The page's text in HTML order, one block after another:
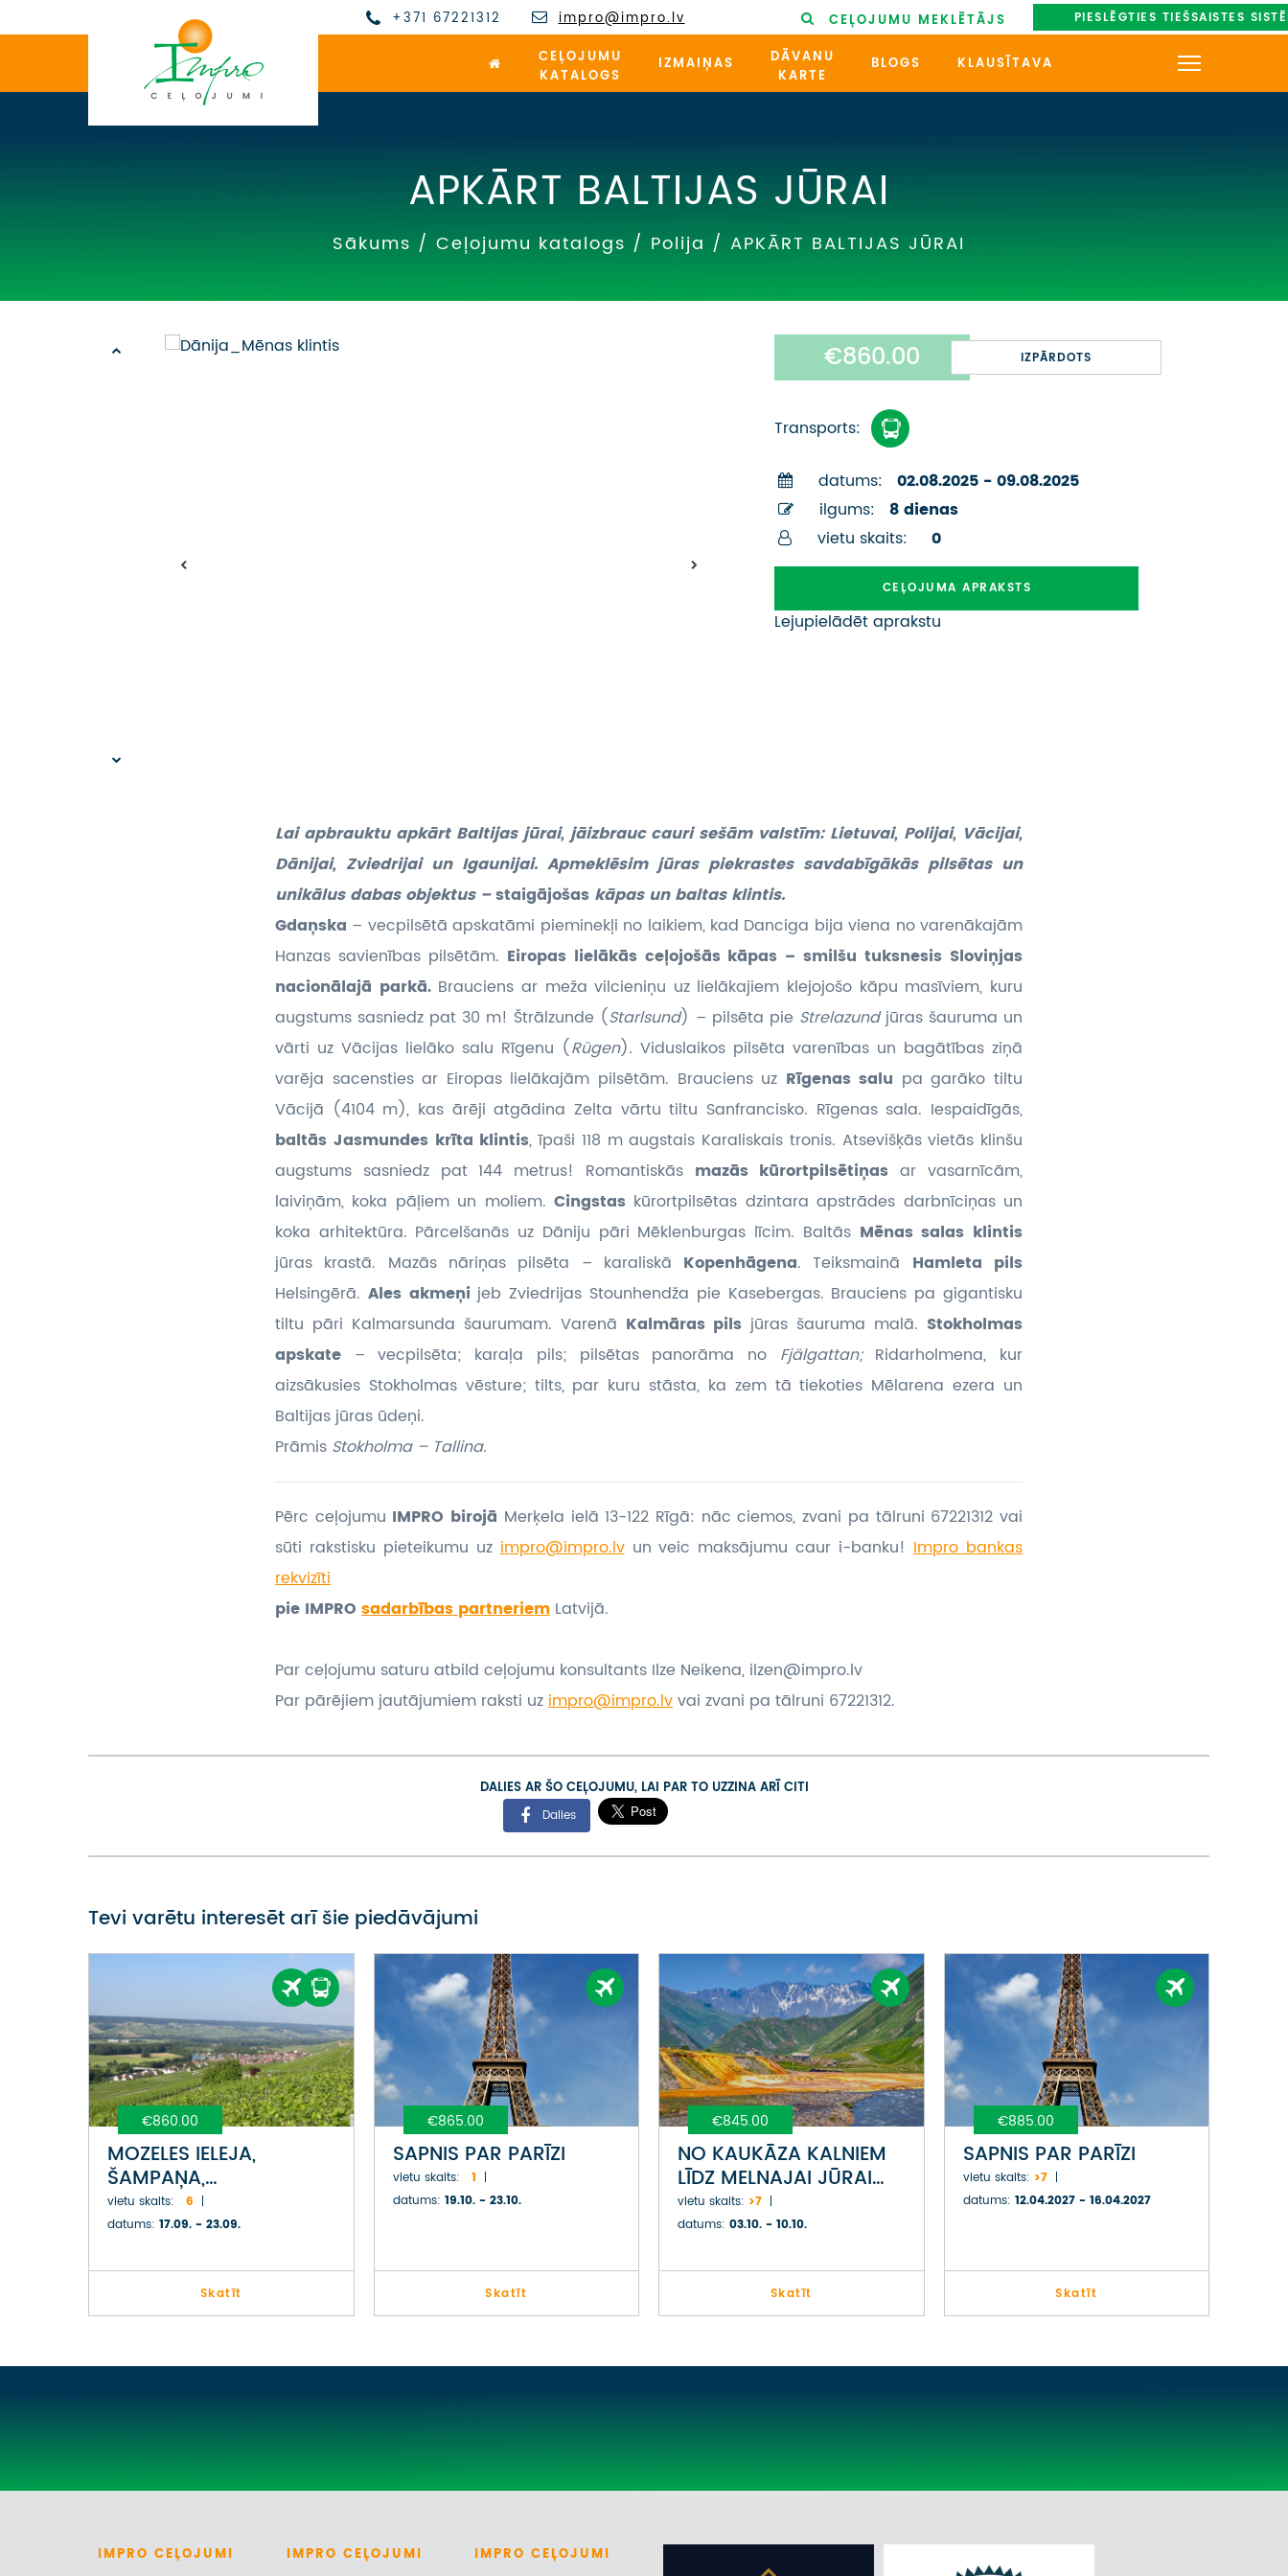
+371 67221312 impro@impro.lv CEĻOJUMU MEKLĒTĀJS PIESLĒGTIES TIEŠSAISTES
CEĻOJUMU
KATALOGS
IZMAIŅAS
DĀVANU
KARTE
BLOGS KLAUSĪTAVA
PIRMSLĪGUMA INFORMĀCIJA,
KLIENTA LĪGUMS,
VĪZU ANKETAS
APKĀRT BALTIJAS JŪRAI
Sākums / Ceļojumu katalogs / Polija / APKĀRT BALTIJAS JŪRAI
€860.00 IZPĀRDOTS
Transports:
datums:
02.08.2025 - 09.08.2025
ilgums:
8 dienas
vietu skaits:
0
CEĻOJUMA APRAKSTS
Lejupielādēt aprakstu
Lai apbrauktu apkārt Baltijas jūrai, jāizbrauc cauri sešām valstīm: Lietuvai, Polijai, Vācijai,
Dānijai, Zviedrijai un Igaunijai. Apmeklēsim jūras piekrastes savdabīgākās pilsētas un
unikālus dabas objektus –staigājošas kāpas un baltas klintis.
Gdaņska – vecpilsētā apskatāmi pieminekļi no laikiem, kad Danciga bija viena no varenākajām
Hanzas savienības pilsētām. Eiropas lielākās ceļojošās kāpas – smilšu tuksnesis Sloviņjas
nacionālajā parkā. Brauciens ar meža vilcieniņu uz lielākajiem klejojošo kāpu masīviem, kuru
augstums sasniedz pat 30 m! Štrālzunde (Starlsund) – pilsēta pie Strelazundjūras šauruma un
vārti uz Vācijas lielāko salu Rīgenu (Rügen). Viduslaikos pilsēta varenības un bagātības ziņā
varēja sacensties ar Eiropas lielākajām pilsētām. Brauciens uz Rīgenas salu pa garāko tiltu
Vācijā (4104 m), kas ārēji atgādina Zelta vārtu tiltu Sanfrancisko. Rīgenas sala. Iespaidīgās,
baltās Jasmundes krīta klintis, īpaši 118 m augstais Karaliskais tronis. Atsevišķās vietās klinšu
augstums sasniedz pat 144 metrus! Romantiskās mazās kūrortpilsētiņasar vasarnīcām,
laiviņām, koka pāļiem un moliem. Cingstas kūrortpilsētas dzintara apstrādes darbnīciņas un
koka arhitektūra. Pārcelšanās uz Dāniju pāri Mēklenburgas līcim. Baltās Mēnas salas klintis
jūras krastā. Mazās nāriņas pilsēta – karaliskā Kopenhāgena. Teiksmainā Hamleta pils
Helsingērā. Ales akmeņi jeb Zviedrijas Stounhendža pie Kasebergas. Brauciens pa gigantisku
tiltu pāri Kalmarsunda šaurumam. Varenā Kalmāras pils jūras šauruma malā. Stokholmas
apskate – vecpilsēta; karaļa pils; pilsētas panorāma no Fjälgattan; Ridarholmena, kur
aizsākusies Stokholmas vēsture; tilts, par kuru stāsta, ka zem tā tiekoties Mēlarena ezera un
Baltijas jūras ūdeņi.
Prāmis Stokholma – Tallina.
Pērc ceļojumu IMPRO birojā Merķela ielā 13-122 Rīgā: nāc ciemos, zvani pa tālruni 67221312 vai
sūti rakstisku pieteikumu uzimpro@impro.lvun veic maksājumu caur i-banku!Impro bankas
rekvizīti
pie IMPRO sadarbības partneriem Latvijā.
Par ceļojumu saturu atbild ceļojumu konsultants Ilze Neikena, ilzen@impro.lv
Par pārējiem jautājumiem raksti uzimpro@impro.lvvai zvani pa tālruni 67221312.
DALIES AR ŠO CEĻOJUMU, LAI PAR TO UZZINA ARĪ CITI
Dalies
Tevi varētu interesēt arī šie piedāvājumi
€860.00
MOZELES IELEJA,
ŠAMPAŅA,
LUKSEMBURGA UN
ZIEMEĻU VENĒCIJA -
vietu skaits:
6
datums: 17.09. - 23.09.
Skatīt
€865.00
SAPNIS PAR PARĪZI
vietu skaits:
1
datums: 19.10. - 23.10.
Skatīt
€845.00
NO KAUKĀZA KALNIEM
LĪDZ MELNAJAI JŪRAI
GRUZIJĀ
vietu skaits: >7
datums: 03.10. - 10.10.
Skatīt
€885.00
SAPNIS PAR PARĪZI
vietu skaits: >7
datums: 12.04.2027 - 16.04.2027
Skatīt
IMPRO CEĻOJUMI IMPRO CEĻOJUMI IMPROCEĻOJUMI